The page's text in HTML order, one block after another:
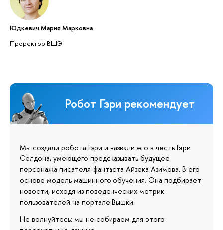
Юдкевич Мария Марковна
Проректор ВШЭ
Робот Гэри рекомендует
Мы создали робота Гэри и назвали его в честь Гэри
Селдона, умеющего предсказывать будущее
персонажа писателя-фантаста Айзека Азимова. В его
основе модель машинного обучения. Она подбирает
новости, исходя из поведенческих метрик
пользователей на портале Вышки.
Не волнуйтесь: мы не собираем для этого